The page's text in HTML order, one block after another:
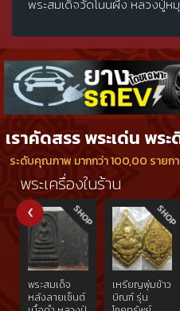
พระสมเด็จวัดโนนผึ้ง หลวงปู่ห
เราคัดสรร พระเด่น พระ
ระดับคุณภาพ มากกว่า 100,00 รายกา
พระเครื่องในร้าน
พระสมเด็จ
หลังลายเซ็นต์
เหรียญพุ่มข้าว
บิณฑ์ รุ่น